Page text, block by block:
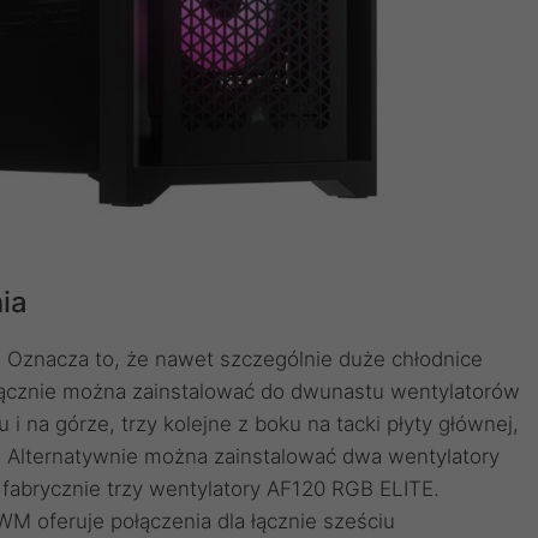
to, że nawet szczególnie duże chłodnice
można zainstalować do dwunastu wentylatorów
na górze, trzy kolejne z boku na tacki płyty głównej,
można zainstalować dwa wentylatory
trzy wentylatory AF120 RGB ELITE.
oferuje połączenia dla łącznie sześciu